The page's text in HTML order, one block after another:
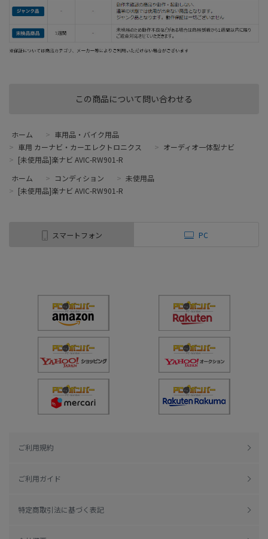
この商品について問い合わせる
ホーム > 車用品・バイク用品
> 車用 カーナビ・カーエレクトロニクス > オーディオ一体型ナビ
> [未使用品]楽ナビ AVIC-RW901-R
ホーム
> コンディション > 未使用品
> [未使用品]楽ナビ AVIC-RW901-R
スマートフォン PC
ご利用規約
ご利用ガイド
特定商取引法に基づく表記